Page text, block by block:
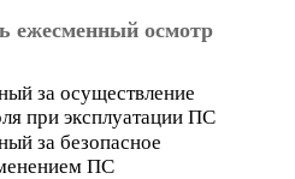
ежесменный осмотр
за осуществление
при эксплуатации ПС
за безопасное
ПС